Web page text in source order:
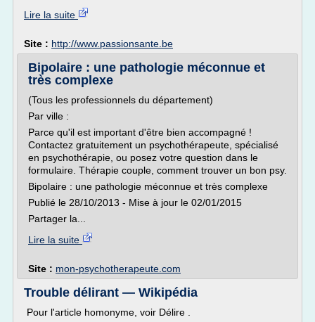
Lire la suite
Site : http://www.passionsante.be
Bipolaire : une pathologie méconnue et
très complexe
(Tous les professionnels du département)
Par ville :
Parce qu'il est important d'être bien accompagné !
Contactez gratuitement un psychothérapeute, spécialisé
en psychothérapie, ou posez votre question dans le
formulaire. Thérapie couple, comment trouver un bon psy.
Bipolaire : une pathologie méconnue et très complexe
Publié le 28/10/2013 - Mise à jour le 02/01/2015
Partager la...
Lire la suite
Site : mon-psychotherapeute.com
Trouble délirant — Wikipédia
Pour l'article homonyme, voir Délire .